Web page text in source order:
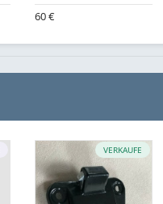
60 €
VERKAUFE